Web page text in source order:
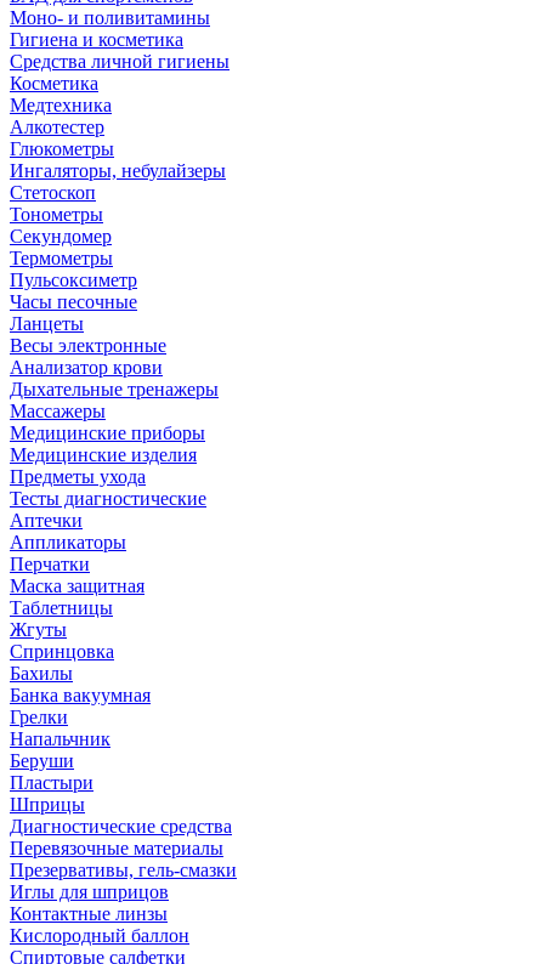
Моно- и поливитамины
Гигиена и косметика
Средства личной гигиены
Косметика
Медтехника
Алкотестер
Глюкометры
Ингаляторы, небулайзеры
Стетоскоп
Тонометры
Секундомер
Термометры
Пульсоксиметр
Часы песочные
Ланцеты
Весы электронные
Анализатор крови
Дыхательные тренажеры
Массажеры
Медицинские приборы
Медицинские изделия
Предметы ухода
Тесты диагностические
Аптечки
Аппликаторы
Перчатки
Маска защитная
Таблетницы
Жгуты
Спринцовка
Бахилы
Банка вакуумная
Грелки
Напальчник
Беруши
Пластыри
Шприцы
Диагностические средства
Перевязочные материалы
Презервативы, гель-смазки
Иглы для шприцов
Контактные линзы
Кислородный баллон
Спиртовые салфетки